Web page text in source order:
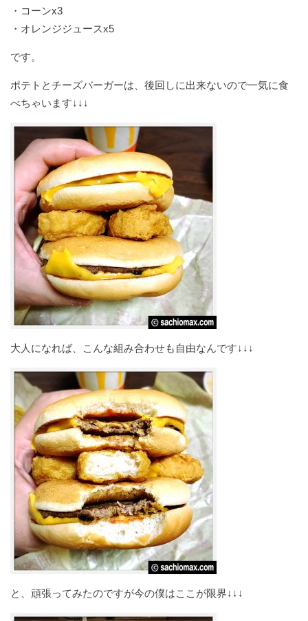
・コーンx3
・オレンジジュースx5
です。
ポテトとチーズバーガーは、後回しに出来ないので一気に食
べちゃいます↓↓↓
大人になれば、こんな組み合わせも自由なんです↓↓↓
と、頑張ってみたのですが今の僕はここが限界↓↓↓